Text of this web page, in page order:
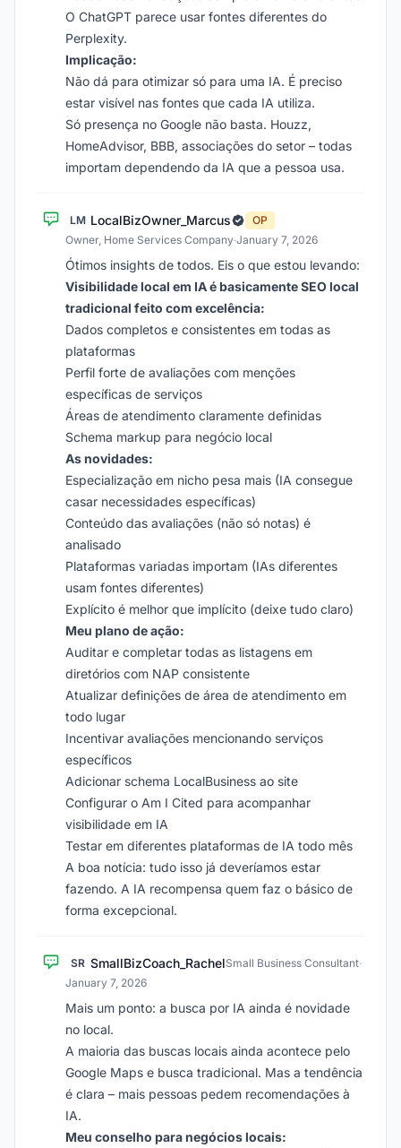
O ChatGPT parece usar fontes diferentes do
Perplexity.
Implicação:
Não dá para otimizar só para uma IA. É preciso
estar visível nas fontes que cada IA utiliza.
Só presença no Google não basta. Houzz,
HomeAdvisor, BBB, associações do setor – todas
importam dependendo da IA que a pessoa usa.
LM LocalBizOwner_Marcus
OP
Owner, Home Services Company·January 7, 2026
Ótimos insights de todos. Eis o que estou levando:
Visibilidade local em IA é basicamente SEO local
tradicional feito com excelência:
Dados completos e consistentes em todas as
plataformas
Perfil forte de avaliações com menções
específicas de serviços
Áreas de atendimento claramente definidas
Schema markup para negócio local
As novidades:
Especialização em nicho pesa mais (IA consegue
casar necessidades específicas)
Conteúdo das avaliações (não só notas) é
analisado
Plataformas variadas importam (IAs diferentes
usam fontes diferentes)
Explícito é melhor que implícito (deixe tudo claro)
Meu plano de ação:
Auditar e completar todas as listagens em
diretórios com NAP consistente
Atualizar definições de área de atendimento em
todo lugar
Incentivar avaliações mencionando serviços
específicos
Adicionar schema LocalBusiness ao site
Configurar o Am I Cited para acompanhar
visibilidade em IA
Testar em diferentes plataformas de IA todo mês
A boa notícia: tudo isso já deveríamos estar
fazendo. A IA recompensa quem faz o básico de
forma excepcional.
SR SmallBizCoach_RachelSmall Business Consultant·
January 7, 2026
Mais um ponto: a busca por IA ainda é novidade
no local.
A maioria das buscas locais ainda acontece pelo
Google Maps e busca tradicional. Mas a tendência
é clara – mais pessoas pedem recomendações à
IA.
Meu conselho para negócios locais: